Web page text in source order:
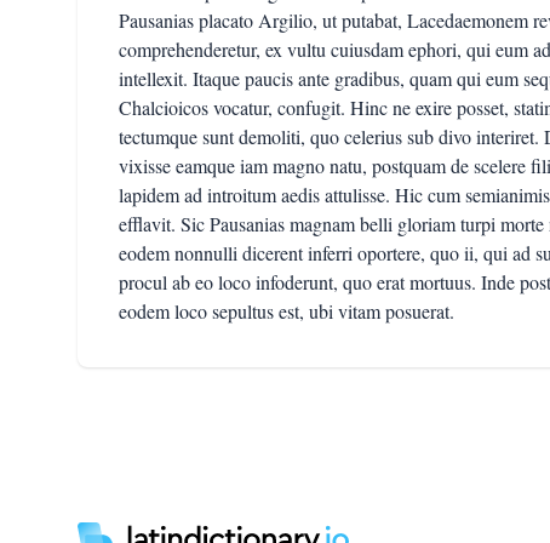
Pausanias placato Argilio, ut putabat, Lacedaemonem
comprehenderetur, ex vultu cuiusdam ephori, qui eum
intellexit. Itaque paucis ante gradibus, quam qui eum
Chalcioicos vocatur, confugit. Hinc ne exire posset,
tectumque sunt demoliti, quo celerius sub divo interiret.
vixisse eamque iam magno natu, postquam de scelere
lapidem ad introitum aedis attulisse. Hic cum
efflavit. Sic Pausanias magnam belli gloriam turpi
eodem nonnulli dicerent inferri oportere, quo ii, qui ad
procul ab eo loco infoderunt, quo erat mortuus. Inde
eodem loco sepultus est, ubi vitam posuerat.